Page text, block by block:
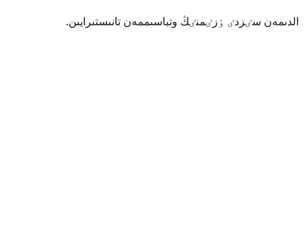
الدىمەن سٸزدٸ ٶزٸمنٸڭ وتباسىممەن تانىستىرايىن.